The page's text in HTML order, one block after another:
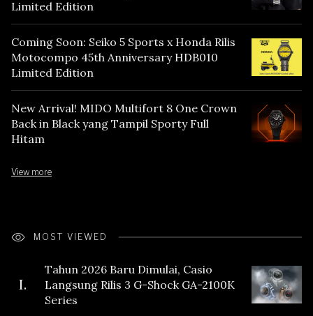
Limited Edition
Coming Soon: Seiko 5 Sports x Honda Rilis
Motocompo 45th Anniversary HDB010
Limited Edition
New Arrival! MIDO Multifort 8 One Crown
Back in Black yang Tampil Sporty Full
Hitam
View more
MOST VIEWED
I.
Tahun 2026 Baru Dimulai, Casio
Langsung Rilis 3 G-Shock GA-2100K
Series